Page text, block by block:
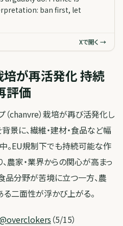
ban first, let
Xで開く →
培が再活発化 持続
評価
（chanvre）栽培が再び活発化し
景に、繊維・建材・食品など幅
。EU規制下でも持続可能な作
農家・業界からの関心が高まっ
品分野が苦境に立つ一方、農
二面性が浮かび上がる。
（5/15）